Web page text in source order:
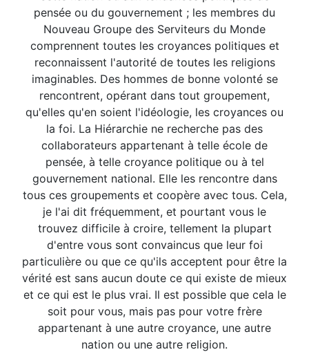
pensée ou du gouvernement ; les membres du
Nouveau Groupe des Serviteurs du Monde
comprennent toutes les croyances politiques et
reconnaissent l'autorité de toutes les religions
imaginables. Des hommes de bonne volonté se
rencontrent, opérant dans tout groupement,
qu'elles qu'en soient l'idéologie, les croyances ou
la foi. La Hiérarchie ne recherche pas des
collaborateurs appartenant à telle école de
pensée, à telle croyance politique ou à tel
gouvernement national. Elle les rencontre dans
tous ces groupements et coopère avec tous. Cela,
je l'ai dit fréquemment, et pourtant vous le
trouvez difficile à croire, tellement la plupart
d'entre vous sont convaincus que leur foi
particulière ou que ce qu'ils acceptent pour être la
vérité est sans aucun doute ce qui existe de mieux
et ce qui est le plus vrai. Il est possible que cela le
soit pour vous, mais pas pour votre frère
appartenant à une autre croyance, une autre
nation ou une autre religion.